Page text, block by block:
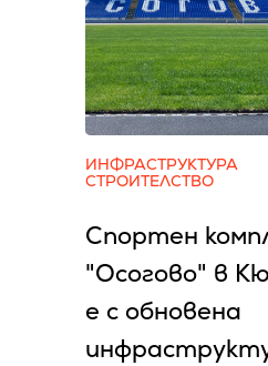
ИНФРАСТРУКТУРА
СТРОИТЕЛСТВО
Спортен
"Осогово" в
е с обновена